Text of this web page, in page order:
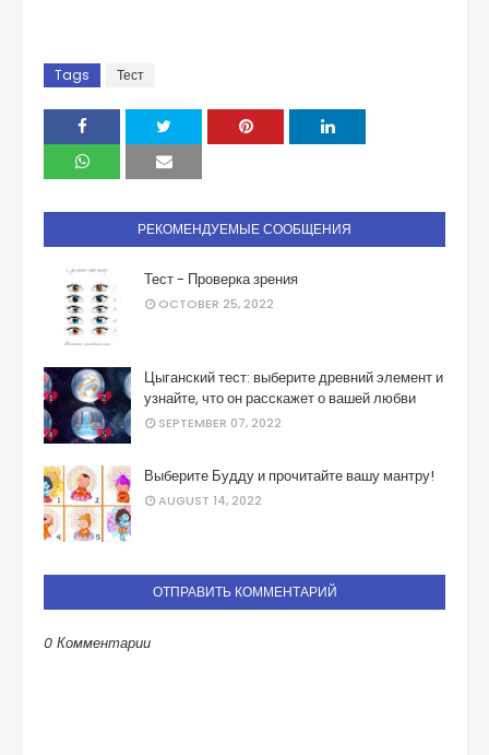
Tags Тест
РЕКОМЕНДУЕМЫЕ СООБЩЕНИЯ
Тест - Проверка зрения
OCTOBER 25, 2022
Цыганский тест: выберите древний элемент и
узнайте, что он расскажет о вашей любви
SEPTEMBER 07, 2022
Выберите Будду и прочитайте вашу мантру!
AUGUST 14, 2022
ОТПРАВИТЬ КОММЕНТАРИЙ
0 Комментарии